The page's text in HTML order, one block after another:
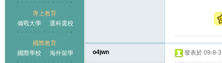
專上教育
備戰大學
選科選校
國際教育
國際學校
海外留學 o4jwn 發表於 09-8-